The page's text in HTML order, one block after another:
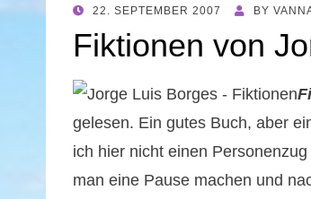
POSTED
22. SEPTEMBER 2007 BY
Fiktionen von
gelesen. Ein gutes Buch, aber
ich hier nicht einen
man eine Pause machen und